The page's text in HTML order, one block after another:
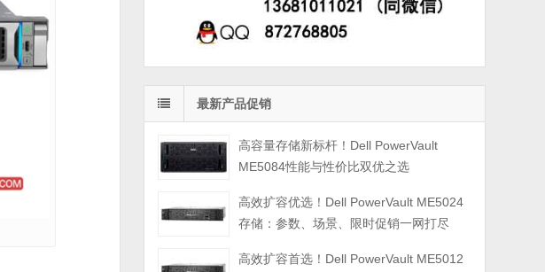
最新产品促销
高容量存储新标杆！Dell PowerVault
ME5084性能与性价比双优之选
高效扩容优选！Dell PowerVault ME5024
存储：参数、场景、限时促销一网打尽
高效扩容首选！Dell PowerVault ME5012